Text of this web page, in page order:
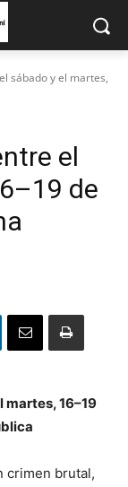
sábado y el martes,
el
de
martes, 16–19
crimen brutal,